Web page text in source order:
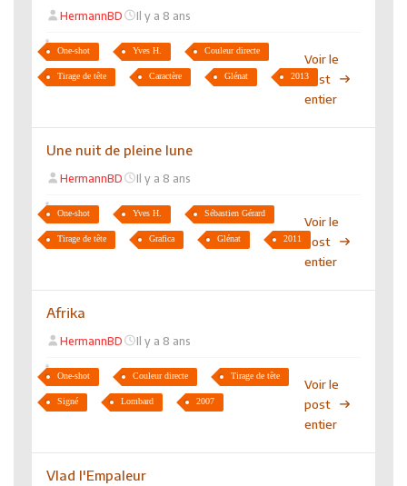
HermannBD Il y a 8 ans
One-shot Yves H. Couleur directe
Tirage de tête Caractère Glénat 2013
Voir le
post
entier
Une nuit de pleine lune
HermannBD Il y a 8 ans
One-shot Yves H. Sébastien Gérard
Tirage de tête Grafica Glénat 2011
Voir le
post
entier
Afrika
HermannBD Il y a 8 ans
One-shot Couleur directe Tirage de tête
Signé Lombard 2007
Voir le
post
entier
Vlad l'Empaleur